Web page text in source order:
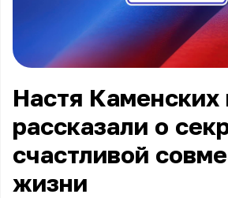
Настя Каменских
рассказали о
счастливой
жизни